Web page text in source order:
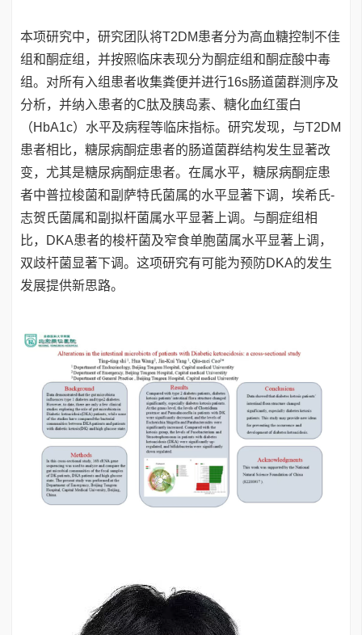
本项研究中，研究团队将T2DM患者分为高血糖控制不佳
组和酮症组，并按照临床表现分为酮症组和酮症酸中毒
组。对所有入组患者收集粪便并进行16s肠道菌群测序及
分析，并纳入患者的C肽及胰岛素、糖化血红蛋白
（HbA1c）水平及病程等临床指标。研究发现，与T2DM
患者相比，糖尿病酮症患者的肠道菌群结构发生显著改
变，尤其是糖尿病酮症患者。在属水平，糖尿病酮症患
者中普拉梭菌和副萨特氏菌属的水平显著下调，埃希氏-
志贺氏菌属和副拟杆菌属水平显著上调。与酮症组相
比，DKA患者的梭杆菌及窄食单胞菌属水平显著上调，
双歧杆菌显著下调。这项研究有可能为预防DKA的发生
发展提供新思路。